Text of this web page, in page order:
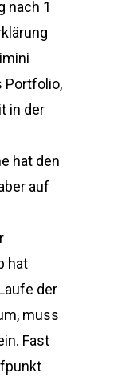
nach 1
Portfolio,
in der
hat den
auf
hat
der
muss
Fast